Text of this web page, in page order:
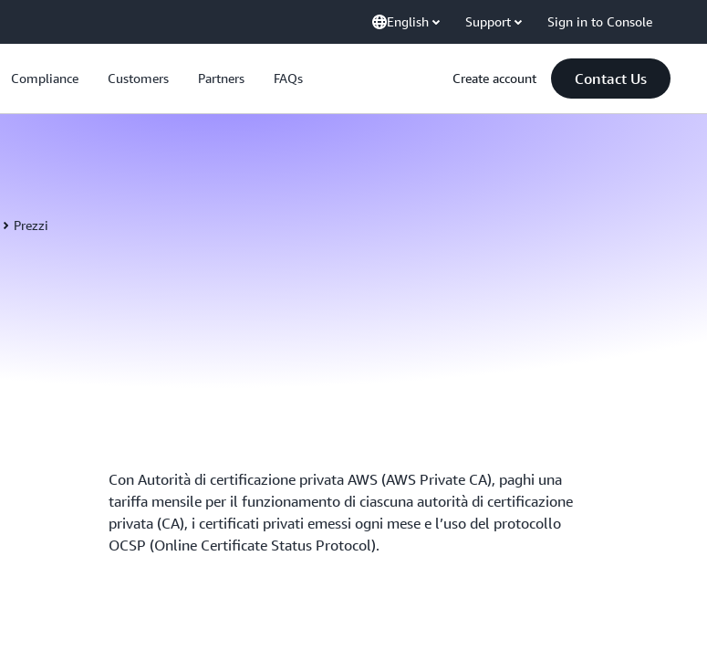
English Support Sign in to Console
Compliance Customers Partners FAQs Create account Contact Us
Prezzi
Con Autorità di certificazione privata AWS (AWS Private CA), paghi una
tariffa mensile per il funzionamento di ciascuna autorità di certificazione
privata (CA), i certificati privati emessi ogni mese e l’uso del protocollo
OCSP (Online Certificate Status Protocol).